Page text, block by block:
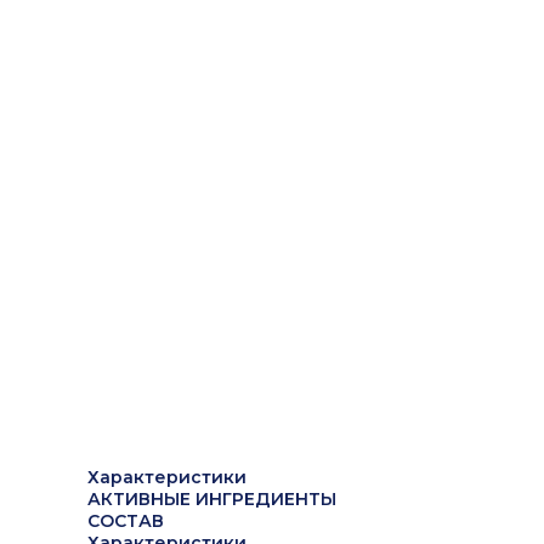
Характеристики
АКТИВНЫЕ ИНГРЕДИЕНТЫ
СОСТАВ